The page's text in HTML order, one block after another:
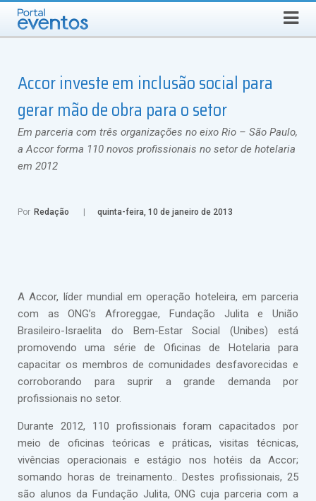
SÁBADO, 8 DE AGOSTO DE 2026 Busca
Accor investe em inclusão social para
gerar mão de obra para o setor
Em parceria com três organizações no eixo Rio – São Paulo,
a Accor forma 110 novos profissionais no setor de hotelaria
em 2012
Por Redação quinta-feira, 10 de janeiro de 2013
A Accor, líder mundial em operação hoteleira, em parceria
com as ONG’s Afroreggae, Fundação Julita e União
Brasileiro-Israelita do Bem-Estar Social (Unibes) está
promovendo uma série de Oficinas de Hotelaria para
capacitar os membros de comunidades desfavorecidas e
corroborando para suprir a grande demanda por
profissionais no setor.
Durante 2012, 110 profissionais foram capacitados por
meio de oficinas teóricas e práticas, visitas técnicas,
vivências operacionais e estágio nos hotéis da Accor;
somando horas de treinamento.. Destes profissionais, 25
são alunos da Fundação Julita, ONG cuja parceria com a